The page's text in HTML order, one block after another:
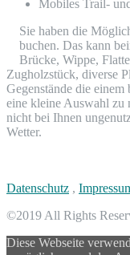
Mobiles Trail-
Sie haben die
buchen. Das kann
Brücke, Wippe,
Zugholzstück, diverse
Gegenstände die
eine kleine Auswahl zu
nicht bei Ihnen
Wetter.
Datenschutz ,
©2019 All Rights
Diese Webseite